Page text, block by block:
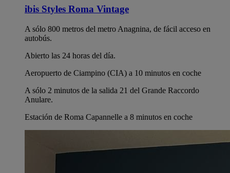
ibis Styles Roma Vintage
A sólo 800 metros del metro Anagnina, de fácil acceso en
autobús.
Abierto las 24 horas del día.
Aeropuerto de Ciampino (CIA) a 10 minutos en coche
A sólo 2 minutos de la salida 21 del Grande Raccordo
Anulare.
Estación de Roma Capannelle a 8 minutos en coche